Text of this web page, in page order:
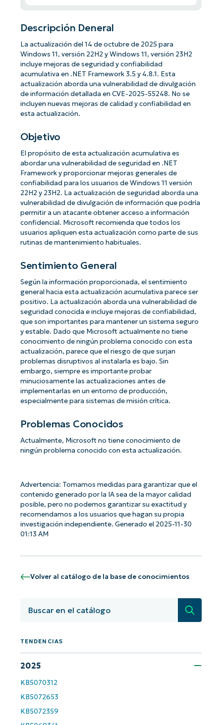
Descripción Deneral
La actualización del 14 de octubre de 2025 para
Windows 11, versión 22H2 y Windows 11, versión 23H2
incluye mejoras de seguridad y confiabilidad
acumulativa en .NET Framework 3.5 y 4.8.1. Esta
actualización aborda una vulnerabilidad de divulgación
de información detallada en CVE-2025-55248. No se
incluyen nuevas mejoras de calidad y confiabilidad en
esta actualización.
Objetivo
El propósito de esta actualización acumulativa es
abordar una vulnerabilidad de seguridad en .NET
Framework y proporcionar mejoras generales de
confiabilidad para los usuarios de Windows 11 versión
22H2 y 23H2. La actualización de seguridad aborda una
vulnerabilidad de divulgación de información que podría
permitir a un atacante obtener acceso a información
confidencial. Microsoft recomienda que todos los
usuarios apliquen esta actualización como parte de sus
rutinas de mantenimiento habituales.
Sentimiento General
Según la información proporcionada, el sentimiento
general hacia esta actualización acumulativa parece ser
positivo. La actualización aborda una vulnerabilidad de
seguridad conocida e incluye mejoras de confiabilidad,
que son importantes para mantener un sistema seguro
y estable. Dado que Microsoft actualmente no tiene
conocimiento de ningún problema conocido con esta
actualización, parece que el riesgo de que surjan
problemas disruptivos al instalarla es bajo. Sin
embargo, siempre es importante probar
minuciosamente las actualizaciones antes de
implementarlas en un entorno de producción,
especialmente para sistemas de misión crítica.
Problemas Conocidos
Actualmente, Microsoft no tiene conocimiento de
ningún problema conocido con esta actualización.
Advertencia: Tomamos medidas para garantizar que el
contenido generado por la IA sea de la mayor calidad
posible, pero no podemos garantizar su exactitud y
recomendamos a los usuarios que hagan su propia
investigación independiente. Generado el 2025-11-30
01:13 AM
Volver al catálogo de la base de conocimientos
TENDENCIAS
2025
KB5070312
KB5072653
KB5072359
¡Empiece con los análisis de KB
basados en IA de NinjaOne!
and
last